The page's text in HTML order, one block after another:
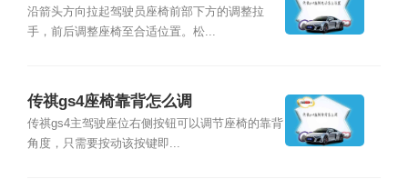
沿箭头方向拉起驾驶员座椅前部下方的调整拉
手，前后调整座椅至合适位置。松...
传祺gs4座椅靠背怎么调
传祺gs4主驾驶座位右侧按钮可以调节座椅的靠背
角度，只需要按动该按键即...